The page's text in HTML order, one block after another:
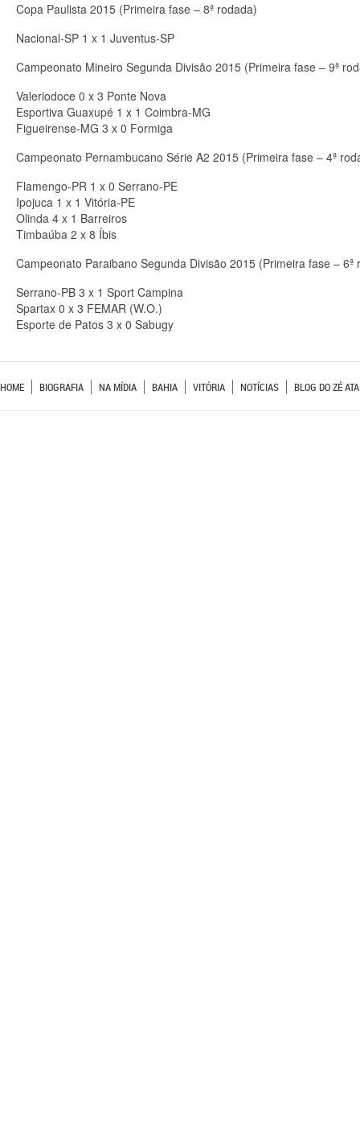
Copa Paulista 2015 (Primeira fase – 8ª rodada)
Nacional-SP 1 x 1 Juventus-SP
Campeonato Mineiro Segunda Divisão 2015 (Primeira fase – 9ª
Valeriodoce 0 x 3 Ponte Nova
Esportiva Guaxupé 1 x 1 Coimbra-MG
Figueirense-MG 3 x 0 Formiga
Campeonato Pernambucano Série A2 2015 (Primeira fase – 4ª
Flamengo-PR 1 x 0 Serrano-PE
Ipojuca 1 x 1 Vitória-PE
Olinda 4 x 1 Barreiros
Timbaúba 2 x 8 Íbis
Campeonato Paraibano Segunda Divisão 2015 (Primeira fase – 6ª
Serrano-PB 3 x 1 Sport Campina
Spartax 0 x 3 FEMAR (W.O.)
Esporte de Patos 3 x 0 Sabugy
HOME BIOGRAFIA NA MÍDIA BAHIA VITÓRIA NOTÍCIAS BLOG DO ZÉ